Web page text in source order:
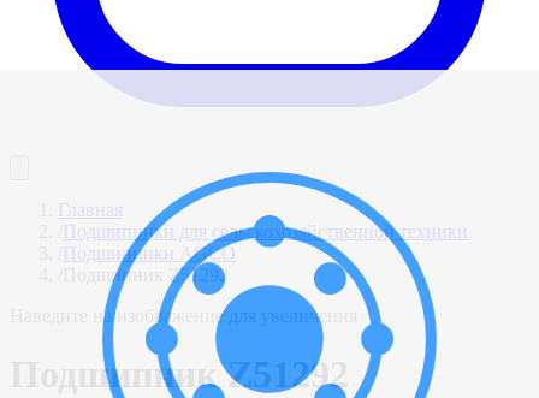
Главная
Подшипники для сельскохозяйственной техники
Подшипники AGCO
Подшипник Z51292
Наведите на изображение для увеличения
Подшипник Z51292